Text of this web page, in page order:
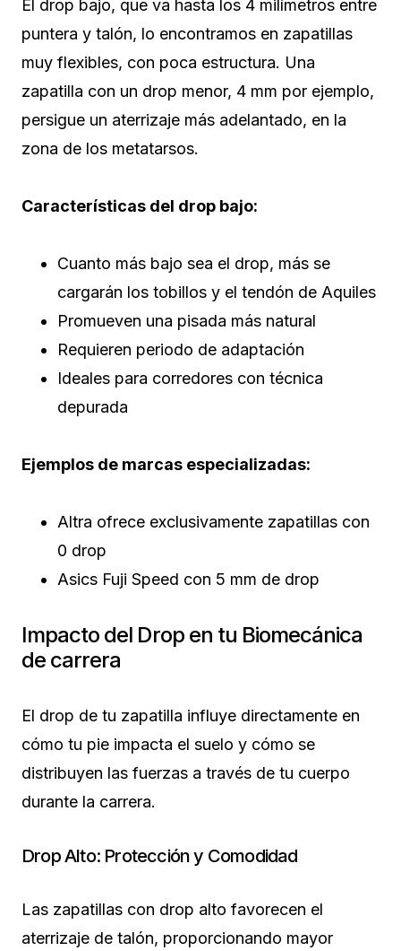
El drop bajo, que va hasta los 4 milímetros entre
puntera y talón, lo encontramos en zapatillas
muy flexibles, con poca estructura. Una
zapatilla con un drop menor, 4 mm por ejemplo,
persigue un aterrizaje más adelantado, en la
zona de los metatarsos.
Características del drop bajo:
Cuanto más bajo sea el drop, más se
cargarán los tobillos y el tendón de Aquiles
Promueven una pisada más natural
Requieren periodo de adaptación
Ideales para corredores con técnica
depurada
Ejemplos de marcas especializadas:
Altra ofrece exclusivamente zapatillas con
0 drop
Asics Fuji Speed con 5 mm de drop
Impacto del Drop en tu Biomecánica
de carrera
El drop de tu zapatilla influye directamente en
cómo tu pie impacta el suelo y cómo se
distribuyen las fuerzas a través de tu cuerpo
durante la carrera.
Drop Alto: Protección y Comodidad
Las zapatillas con drop alto favorecen el
aterrizaje de talón, proporcionando mayor